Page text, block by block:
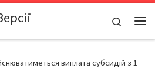
Search
виплата субсидій з 1